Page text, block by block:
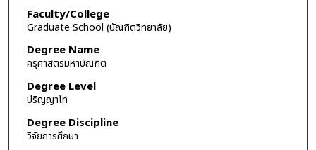
Faculty/College
Graduate School (บัณฑิตวิทยาลัย)
Degree Name
ครุศาสตรมหาบัณฑิต
Degree Level
ปริญญาโท
Degree Discipline
วิจัยการศึกษา